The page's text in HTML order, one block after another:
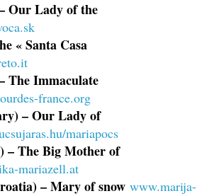
Our Lady of the
« Santa Casa
The Immaculate
france.org
– Our Lady of
mariapocs
– The Big Mother of
mariazell.at
– Mary of snow www.marija-